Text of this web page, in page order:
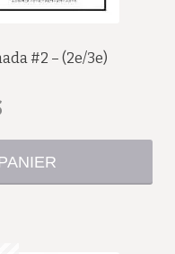
#2 – (2e/3e)